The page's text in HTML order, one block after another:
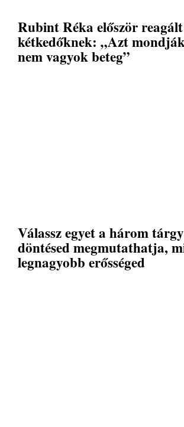
Rubint Réka először
kétkedőknek: „Azt
nem vagyok beteg”
Válassz egyet a három
döntésed megmutathatja,
legnagyobb erősséged